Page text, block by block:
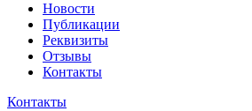
Новости
Публикации
Реквизиты
Отзывы
Контакты
Контакты